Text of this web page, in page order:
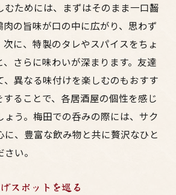
むためには、まずはそのまま一口齧
肉の旨味が口の中に広がり、思わず
に、特製のタレやスパイスをちょ
、さらに味わいが深まります。友達
、異なる味付けを楽しむのもおすす
ることで、各居酒屋の個性を感じ
ょう。梅田での呑みの際には、サク
、豊富な飲み物と共に贅沢なひと
い。
スポットを巡る